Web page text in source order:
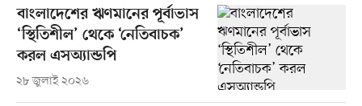
বাংলাদেশের ঋণমানের পূর্বাভাস
‘স্থিতিশীল’ থেকে ‘নেতিবাচক’
করল এসঅ্যান্ডপি
২৮ জুলাই ২০২৬